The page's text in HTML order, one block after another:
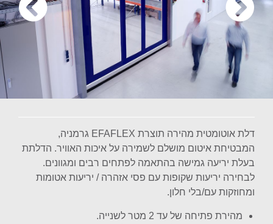
דלת אוטומטית מהירה תוצרת EFAFLEX גרמניה,
המבטיחת איטום מושלם לשמירה על איכות האוויר. הדלתת
בעלת יריעה גמישה בהתאמה לפתחים רבים ומגוונים.
לבחירה יריעות שקופות עם פסי אזהרה / יריעות אטומות
ומחוזקות עם/בלי חלון.
מהירת פתיחה של עד 2 מטר לשנייה.